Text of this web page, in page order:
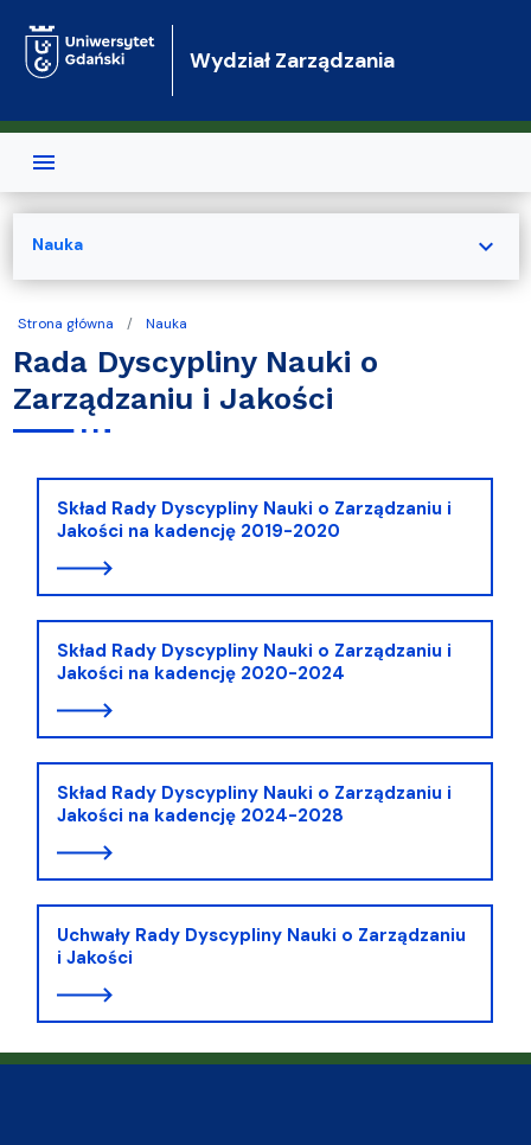
Wydział Zarządzania
Strona główna Nauka
Rada Dyscypliny Nauki o
Zarządzaniu i Jakości
Skład Rady Dyscypliny Nauki o Zarządzaniu i
Jakości na kadencję 2019-2020
Skład Rady Dyscypliny Nauki o Zarządzaniu i
Jakości na kadencję 2020-2024
Skład Rady Dyscypliny Nauki o Zarządzaniu i
Jakości na kadencję 2024-2028
Uchwały Rady Dyscypliny Nauki o Zarządzaniu
i Jakości
Nauka expand_more